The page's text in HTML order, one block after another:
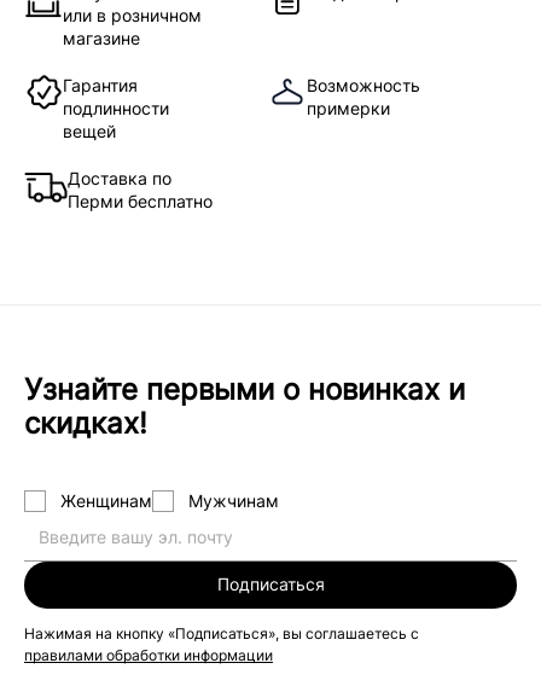
или в розничном
магазине
Гарантия
подлинности
вещей
Возможность
примерки
Доставка по
Перми бесплатно
Узнайте первыми о новинках и
скидках!
Женщинам Мужчинам
Подписаться
Нажимая на кнопку «Подписаться», вы соглашаетесь с
правилами обработки информации